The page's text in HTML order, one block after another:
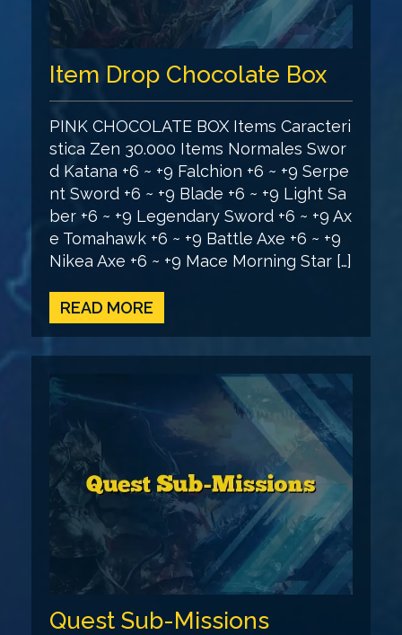
Item Drop Chocolate Box
PINK CHOCOLATE BOX Items Caracteri
stica Zen 30.000 Items Normales Swor
d Katana +6 ~ +9 Falchion +6 ~ +9 Serpe
nt Sword +6 ~ +9 Blade +6 ~ +9 Light Sa
ber +6 ~ +9 Legendary Sword +6 ~ +9 Ax
e Tomahawk +6 ~ +9 Battle Axe +6 ~ +9
Nikea Axe +6 ~ +9 Mace Morning Star […]
READ MORE
Quest Sub-Missions